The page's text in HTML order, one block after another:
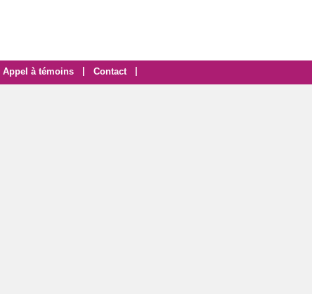
Appel à témoins Contact